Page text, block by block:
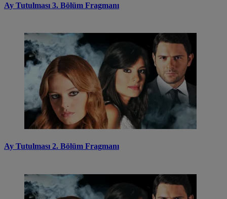
Ay Tutulması 3. Bölüm Fragmanı
Ay Tutulması 2. Bölüm Fragmanı